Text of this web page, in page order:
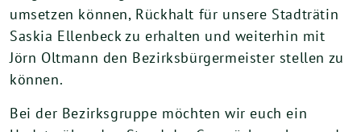
umsetzen können, Rückhalt für unsere Stadträtin
Saskia Ellenbeck zu erhalten und weiterhin mit
Jörn Oltmann den Bezirksbürgermeister stellen zu
können.
Bei der Bezirksgruppe möchten wir euch ein